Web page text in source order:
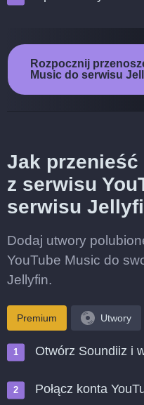
Rozpocznij
Music do serwisu
Jak
z serwisu
serwisu
Dodaj utwory
YouTube Music do
Jellyfin.
Premium Utwory
Otwórz Soundiiz i
Połącz konta